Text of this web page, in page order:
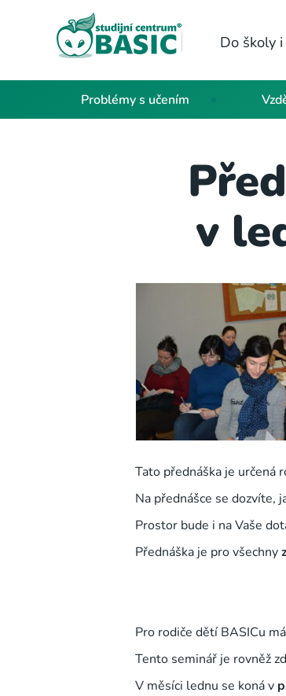
Do školy
Problémy s učením
v
Tato přednáška je určená
Na přednášce se dozvíte,
Prostor bude i na Vaše
Přednáška je pro všechny
Pro rodiče dětí BASICu
Tento seminář je rovněž
V měsíci lednu se koná v